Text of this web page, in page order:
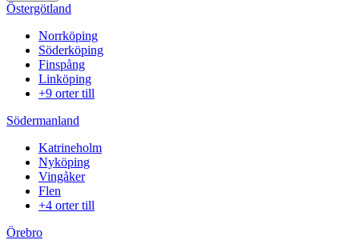
Östergötland
Norrköping
Söderköping
Finspång
Linköping
+9 orter till
Södermanland
Katrineholm
Nyköping
Vingåker
Flen
+4 orter till
Örebro